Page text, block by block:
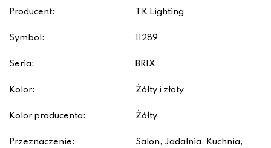
Producent: TK Lighting
Symbol: 11289
Seria: BRIX
Kolor: Żółty i złoty
Kolor producenta: Żółty
Przeznaczenie:
Salon, Jadalnia, Kuchnia,